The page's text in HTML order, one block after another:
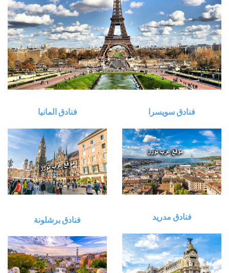
فنادق سويسرا فنادق المانيا
فنادق مدريد فنادق برشلونة